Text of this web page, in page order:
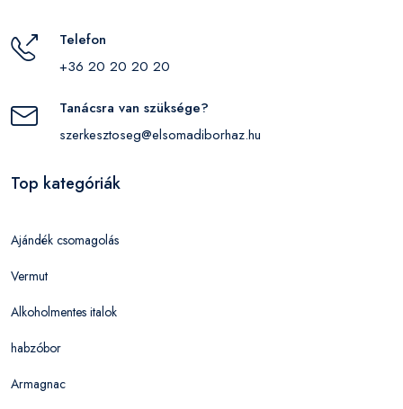
Telefon
+36 20 20 20 20
Tanácsra van szüksége?
szerkesztoseg@elsomadiborhaz.hu
Top kategóriák
Ajándék csomagolás
Vermut
Alkoholmentes italok
habzóbor
Armagnac